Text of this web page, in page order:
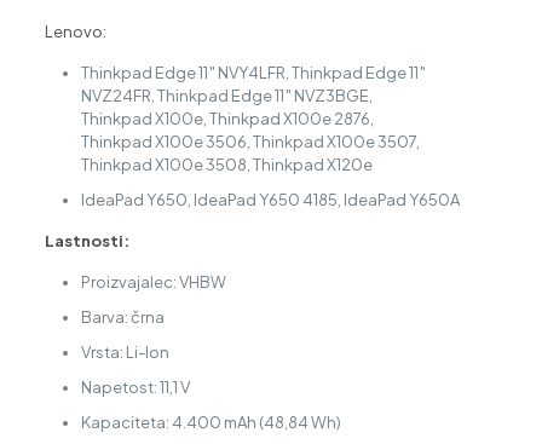
Lenovo:
Thinkpad Edge 11″ NVY4LFR, Thinkpad Edge 11″
NVZ24FR, Thinkpad Edge 11″ NVZ3BGE,
Thinkpad X100e, Thinkpad X100e 2876,
Thinkpad X100e 3506, Thinkpad X100e 3507,
Thinkpad X100e 3508, Thinkpad X120e
IdeaPad Y650, IdeaPad Y650 4185, IdeaPad Y650A
Lastnosti:
Proizvajalec: VHBW
Barva: črna
Vrsta: Li-Ion
Napetost: 11,1 V
Kapaciteta: 4.400 mAh (48,84 Wh)